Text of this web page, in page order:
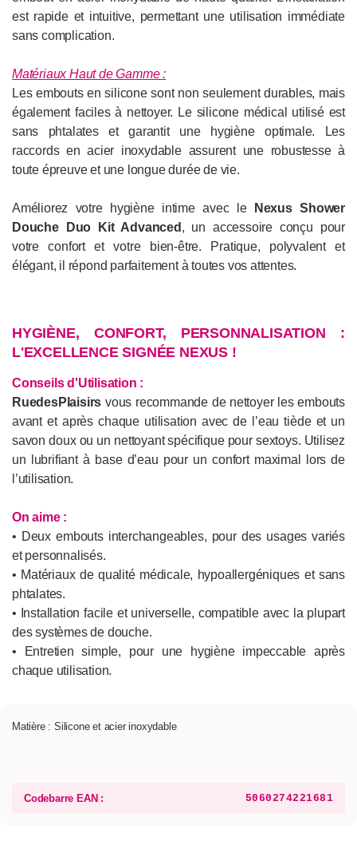
est rapide et intuitive, permettant une utilisation immédiate
sans complication.
Matériaux Haut de Gamme :
Les embouts en silicone sont non seulement durables, mais
également faciles à nettoyer. Le silicone médical utilisé est
sans phtalates et garantit une hygiène optimale. Les
raccords en acier inoxydable assurent une robustesse à
toute épreuve et une longue durée de vie.
Améliorez votre hygiène intime avec le
Nexus Shower
Douche Duo Kit Advanced , un accessoire conçu pour
votre confort et votre bien-être. Pratique, polyvalent et
élégant, il répond parfaitement à toutes vos attentes.
HYGIÈNE, CONFORT, PERSONNALISATION :
L'EXCELLENCE SIGNÉE NEXUS !
Conseils d'Utilisation :
RuedesPlaisirs vous recommande de nettoyer les embouts
avant et après chaque utilisation avec de l’eau tiède et un
savon doux ou un nettoyant spécifique pour sextoys. Utilisez
un lubrifiant à base d’eau pour un confort maximal lors de
l’utilisation.
On aime :
• Deux embouts interchangeables, pour des usages variés
et personnalisés.
• Matériaux de qualité médicale, hypoallergéniques et sans
phtalates.
• Installation facile et universelle, compatible avec la plupart
des systèmes de douche.
• Entretien simple, pour une hygiène impeccable après
chaque utilisation.
Matière : Silicone et acier inoxydable
Codebarre EAN : 5060274221681